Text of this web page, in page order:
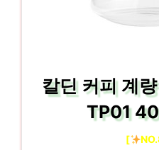
칼딘 커피 계
TP01
[